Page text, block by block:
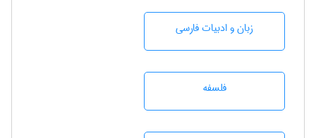
زبان و ادبيات فارسی
فلسفه